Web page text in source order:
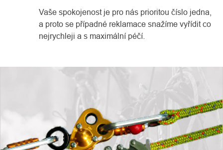
Vaše spokojenost je pro nás prioritou číslo jedna,
a proto se případné reklamace snažíme vyřídit co
nejrychleji a s maximální péčí.